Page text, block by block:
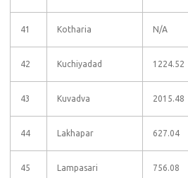
41 Kotharia N/A
42 Kuchiyadad 1224.52
43 Kuvadva 2015.48
44 Lakhapar 627.04
45 Lampasari 756.08